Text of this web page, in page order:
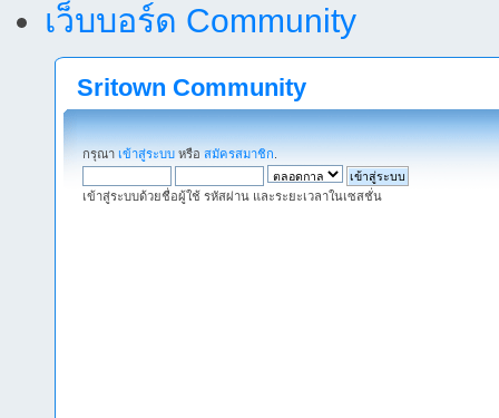
เว็บบอร์ด Community
Sritown Community
กรุณา เข้าสู่ระบบ หรือ สมัครสมาชิก
เข้าสู่ระบบด้วยชื่อผู้ใช้ รหัสผ่าน และระยะเวลาในเซสชั่น